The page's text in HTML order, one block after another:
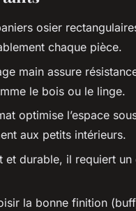
osier
chaque pièce.
main assure
le bois ou le linge.
optimise l’espace
aux petits intérieurs.
et durable, il requiert
la bonne finition